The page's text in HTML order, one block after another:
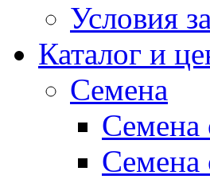
Условия
Каталог и
Семена
Семена
Семена